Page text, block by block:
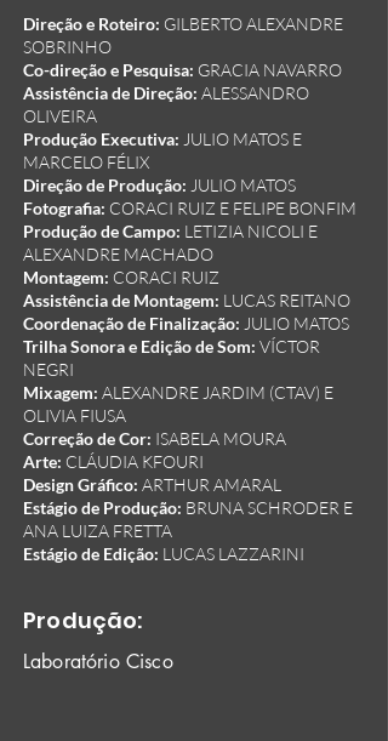
Direção e Roteiro: GILBERTO ALEXANDRE
SOBRINHO
Co-direção e Pesquisa: GRACIA NAVARRO
Assistência de Direção: ALESSANDRO
OLIVEIRA
Produção Executiva: JULIO MATOS E
MARCELO FÉLIX
Direção de Produção: JULIO MATOS
Fotografia: CORACI RUIZ E FELIPE BONFIM
Produção de Campo: LETIZIA NICOLI E
ALEXANDRE MACHADO
Montagem: CORACI RUIZ
Assistência de Montagem: LUCAS REITANO
Coordenação de Finalização: JULIO MATOS
Trilha Sonora e Edição de Som: VÍCTOR
NEGRI
Mixagem: ALEXANDRE JARDIM (CTAV) E
OLIVIA FIUSA
Correção de Cor: ISABELA MOURA
Arte: CLÁUDIA KFOURI
Design Gráfico: ARTHUR AMARAL
Estágio de Produção: BRUNA SCHRODER E
ANA LUIZA FRETTA
Estágio de Edição: LUCAS LAZZARINI
Produção:
Laboratório Cisco